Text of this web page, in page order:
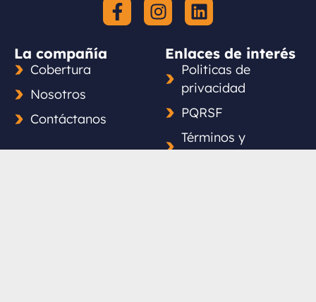
La compañía
Cobertura
Nosotros
Contáctanos
Enlaces de interés
Politicas de
privacidad
PQRSF
Términos y